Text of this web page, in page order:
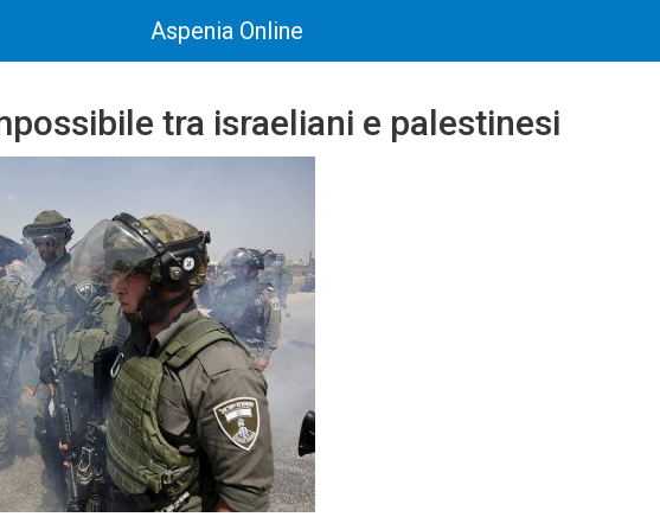
Aspenia Online
tra israeliani e palestinesi